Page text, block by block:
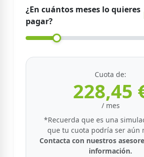
¿En cuántos meses lo quieres
pagar?
Cuota de:
228,45
/ mes
*Recuerda que es una
que tu cuota podría ser aún
Contacta con nuestros
información.